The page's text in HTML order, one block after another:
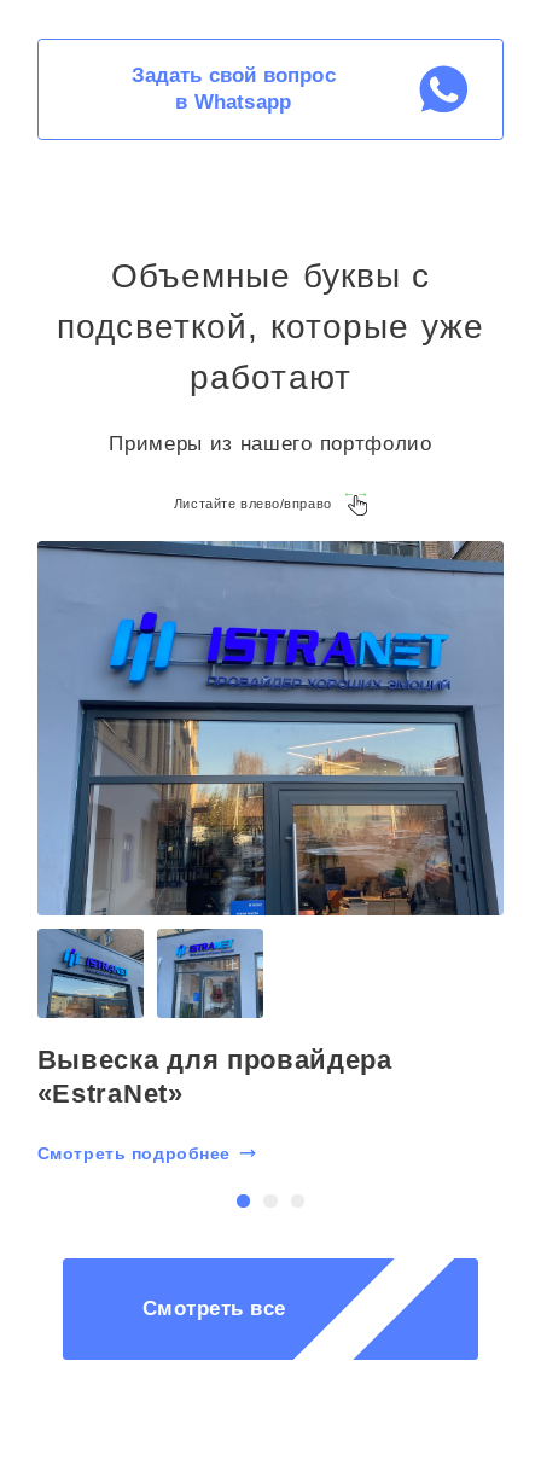
Задать свой вопрос
в Whatsapp
Объемные буквы с
подсветкой, которые уже
работают
Примеры из нашего портфолио
Листайте влево/вправо
Вывеска для провайдера
«EstraNet»
Смотреть подробнее
Смотреть все